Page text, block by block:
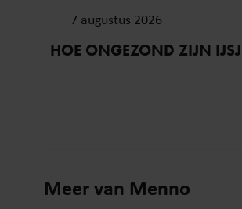
7 augustus 2026
HOE ONGEZOND ZIJN
Meer van Menno